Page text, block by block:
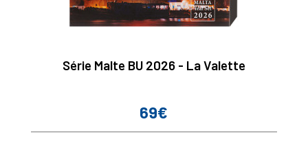
Série Malte BU 2026 - La Valette
Prix
69€